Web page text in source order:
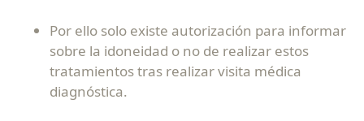
Por ello solo existe autorización para informar
sobre la idoneidad o no de realizar estos
tratamientos tras realizar visita médica
diagnóstica.